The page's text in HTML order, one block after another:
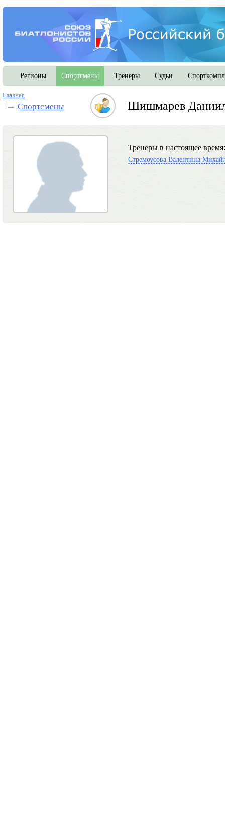
Регионы Спортсмены Тренеры Судьи
Главная
Спортсмены Шишмарев
Тренеры в настоящее время:
Стремоусова Валентина